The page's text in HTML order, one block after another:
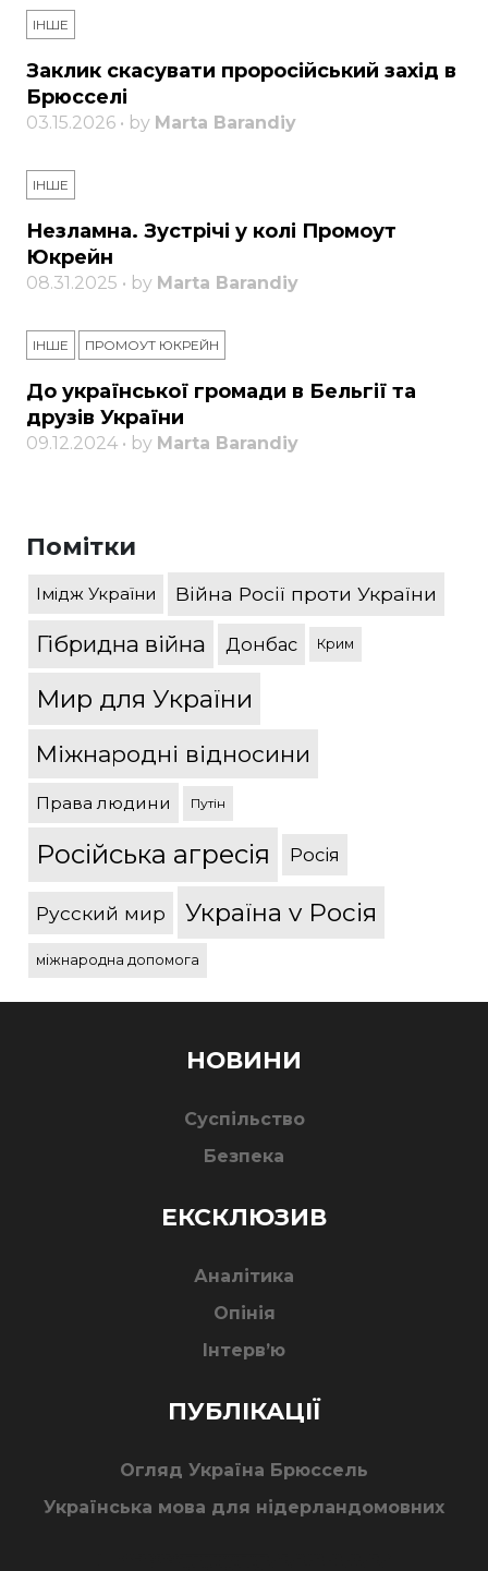
ІНШЕ
Заклик скасувати проросійський захід в
Брюсселі
03.15.2026 • by Marta Barandiy
ІНШЕ
Незламна. Зустрічі у колі Промоут
Юкрейн
08.31.2025 • by Marta Barandiy
ІНШЕ ПРОМОУТ ЮКРЕЙН
До української громади в Бельгії та
друзів України
09.12.2024 • by Marta Barandiy
Помітки
Імідж України Війна Росії проти України
Гібридна війна Донбас Крим
Мир для України
Міжнародні відносини
Права людини Путін
Російська агресія Росія
Русский мир Україна v Росія
міжнародна допомога
НОВИНИ
Суспільство
Безпека
ЕКСКЛЮЗИВ
Аналітика
Опінія
Інтерв’ю
ПУБЛІКАЦІЇ
Огляд Україна Брюссель
Українська мова для нідерландомовних